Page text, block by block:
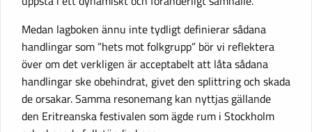
Medan lagboken ännu inte tydligt definierar sådana
handlingar som ”hets mot folkgrupp” bör vi reflektera
över om det verkligen är acceptabelt att låta sådana
handlingar ske obehindrat, givet den splittring och skada
de orsakar. Samma resonemang kan nyttjas gällande
den Eritreanska festivalen som ägde rum i Stockholm